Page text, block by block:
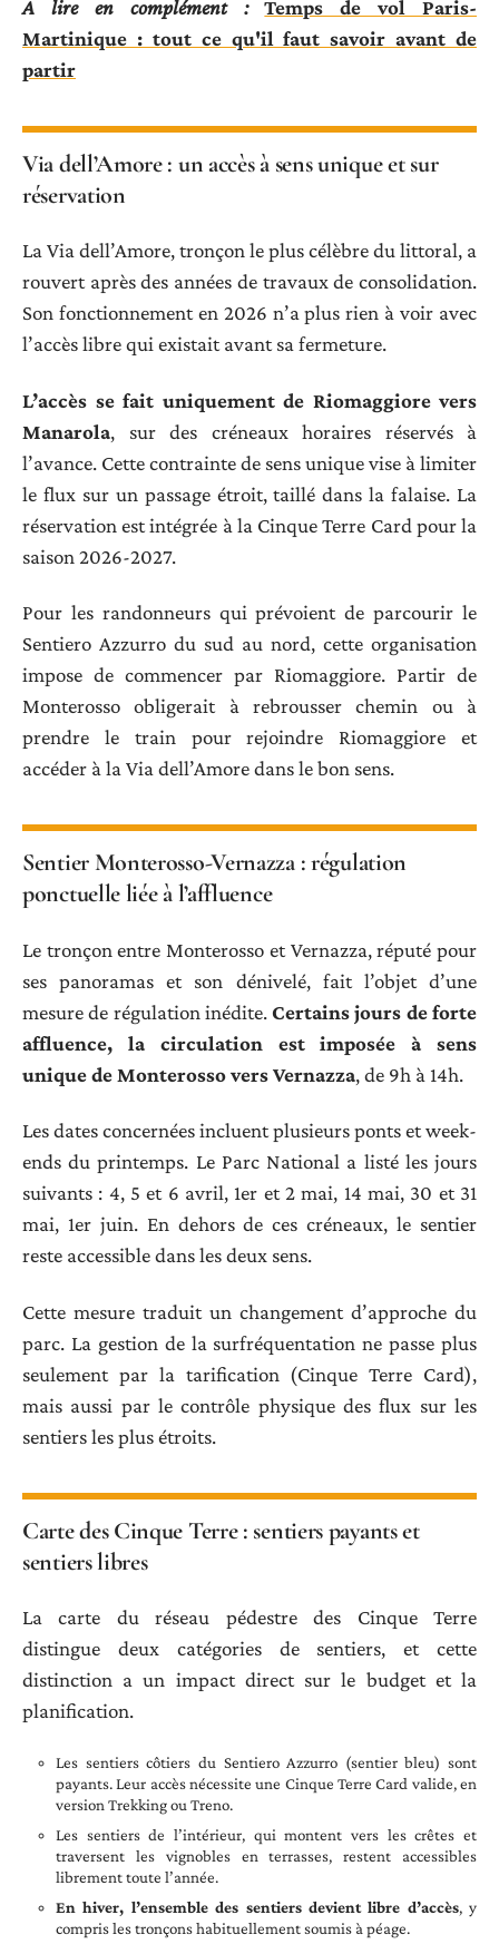
A lire en complément :
Temps de vol Paris-
Martinique : tout ce qu'il faut savoir avant de
partir
Via dell’Amore : un accès à sens unique et sur
réservation
La Via dell’Amore, tronçon le plus célèbre du littoral, a
rouvert après des années de travaux de consolidation.
Son fonctionnement en 2026 n’a plus rien à voir avec
l’accès libre qui existait avant sa fermeture.
L’accès se fait uniquement de Riomaggiore vers
Manarola, sur des créneaux horaires réservés à
l’avance. Cette contrainte de sens unique vise à limiter
le flux sur un passage étroit, taillé dans la falaise. La
réservation est intégrée à la Cinque Terre Card pour la
saison 2026-2027.
Pour les randonneurs qui prévoient de parcourir le
Sentiero Azzurro du sud au nord, cette organisation
impose de commencer par Riomaggiore. Partir de
Monterosso obligerait à rebrousser chemin ou à
prendre le train pour rejoindre Riomaggiore et
accéder à la Via dell’Amore dans le bon sens.
Sentier Monterosso-Vernazza : régulation
ponctuelle liée à l’affluence
Le tronçon entre Monterosso et Vernazza, réputé pour
ses panoramas et son dénivelé, fait l’objet d’une
mesure de régulation inédite.Certains jours de forte
affluence, la circulation est imposée à sens
unique de Monterosso vers Vernazza, de 9h à 14h.
Les dates concernées incluent plusieurs ponts et week-
ends du printemps. Le Parc National a listé les jours
suivants : 4, 5 et 6 avril, 1er et 2 mai, 14 mai, 30 et 31
mai, 1er juin. En dehors de ces créneaux, le sentier
reste accessible dans les deux sens.
Cette mesure traduit un changement d’approche du
parc. La gestion de la surfréquentation ne passe plus
seulement par la tarification (Cinque Terre Card),
mais aussi par le contrôle physique des flux sur les
sentiers les plus étroits.
Carte des Cinque Terre : sentiers payants et
sentiers libres
La carte du réseau pédestre des Cinque Terre
distingue deux catégories de sentiers, et cette
distinction a un impact direct sur le budget et la
planification.
Les sentiers côtiers du Sentiero Azzurro (sentier bleu) sont
payants. Leur accès nécessite une Cinque Terre Card valide, en
version Trekking ou Treno.
Les sentiers de l’intérieur, qui montent vers les crêtes et
traversent les vignobles en terrasses, restent accessibles
librement toute l’année.
En hiver, l’ensemble des sentiers devient libre d’accès, y
compris les tronçons habituellement soumis à péage.